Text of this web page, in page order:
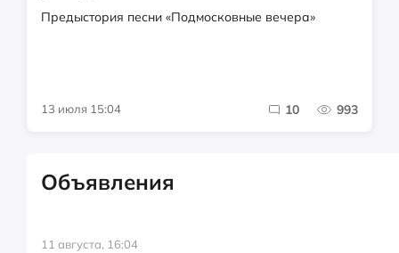
Предыстория песни «Подмосковные вечера»
13 июля 15:04 10 993
Объявления
11 августа, 16:04